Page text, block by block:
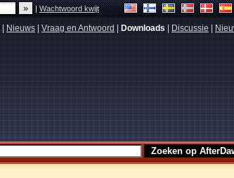
|Wachtwoord kwijt
Nieuws Vraag en Antwoord Downloads Discussie